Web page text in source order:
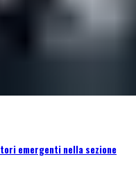
emergenti nella sezione